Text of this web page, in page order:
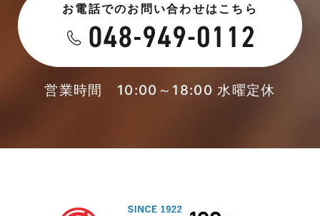
未分類
本店-ブログ
東武スカイツリーライン
2023年5月
2023年4月
2023年3月
お電話でのお問い合わせはこちら
営業時間 10:00～18:00 水曜定休